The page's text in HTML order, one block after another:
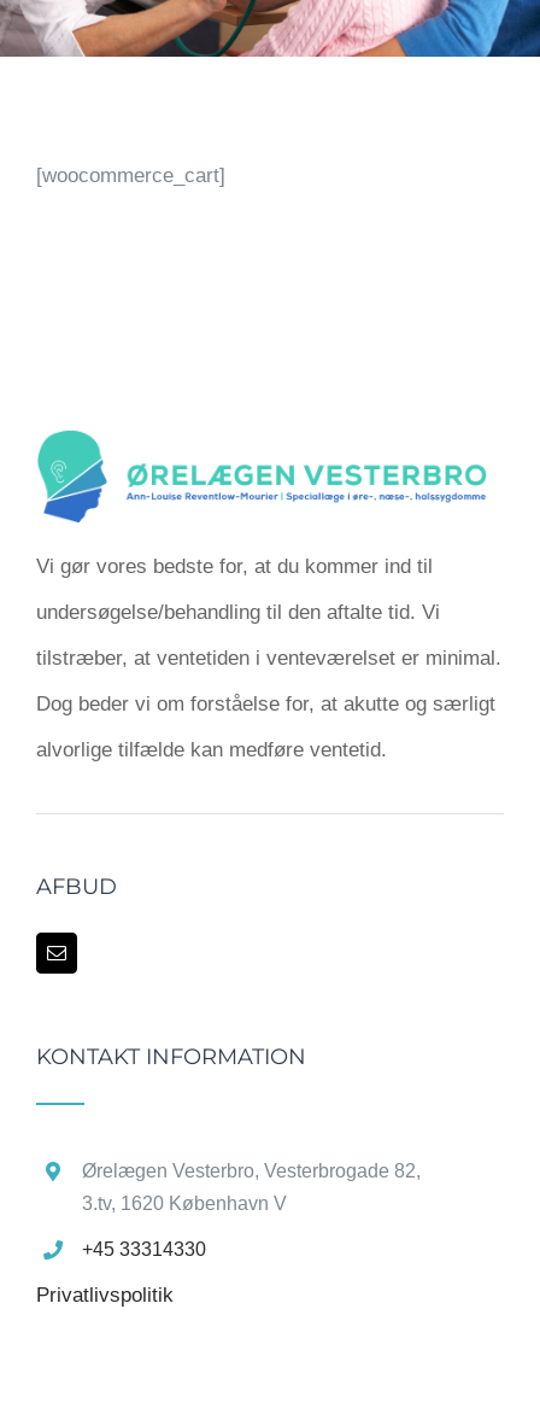
[woocommerce_cart]
Vi gør vores bedste for, at du kommer ind til
undersøgelse/behandling til den aftalte tid. Vi
tilstræber, at ventetiden i venteværelset er minimal.
Dog beder vi om forståelse for, at akutte og særligt
alvorlige tilfælde kan medføre ventetid.
AFBUD
KONTAKT INFORMATION
Ørelægen Vesterbro, Vesterbrogade 82,
3.tv, 1620 København V
+45 33314330
Privatlivspolitik